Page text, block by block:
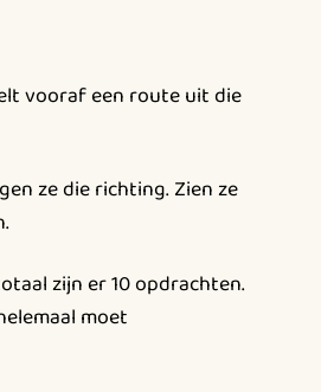
vooraf een route uit die
ze die richting. Zien ze
zijn er 10 opdrachten.
moet